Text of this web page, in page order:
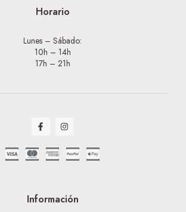
Horario
Lunes – Sábado:
10h – 14h
17h – 21h
Información